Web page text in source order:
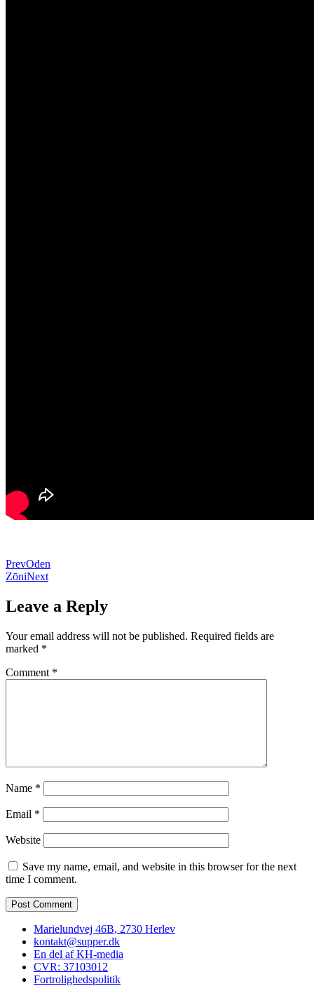
PrevOden
ZōniNext
Leave a Reply
Your email address will not be published. Required fields are
marked *
Comment *
Name *
Email *
Website
Save my name, email, and website in this browser for the next
time I comment.
Marielundvej 46B, 2730 Herlev
kontakt@supper.dk
En del af KH-media
CVR: 37103012
Fortrolighedspolitik